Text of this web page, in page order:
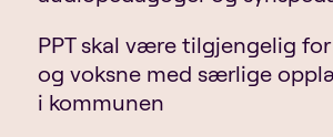
PPT skal være tilgjengelig
og voksne med særlige
i kommunen